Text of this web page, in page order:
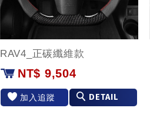
RAV4_正碳纖維款
NT$ 9,504
加入追蹤 DETAIL